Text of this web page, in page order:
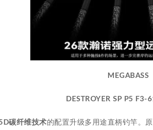
MEGABASS
DESTROYER SP P5 F3-
碳纤维技术的配置升级多用途直柄钓竿。